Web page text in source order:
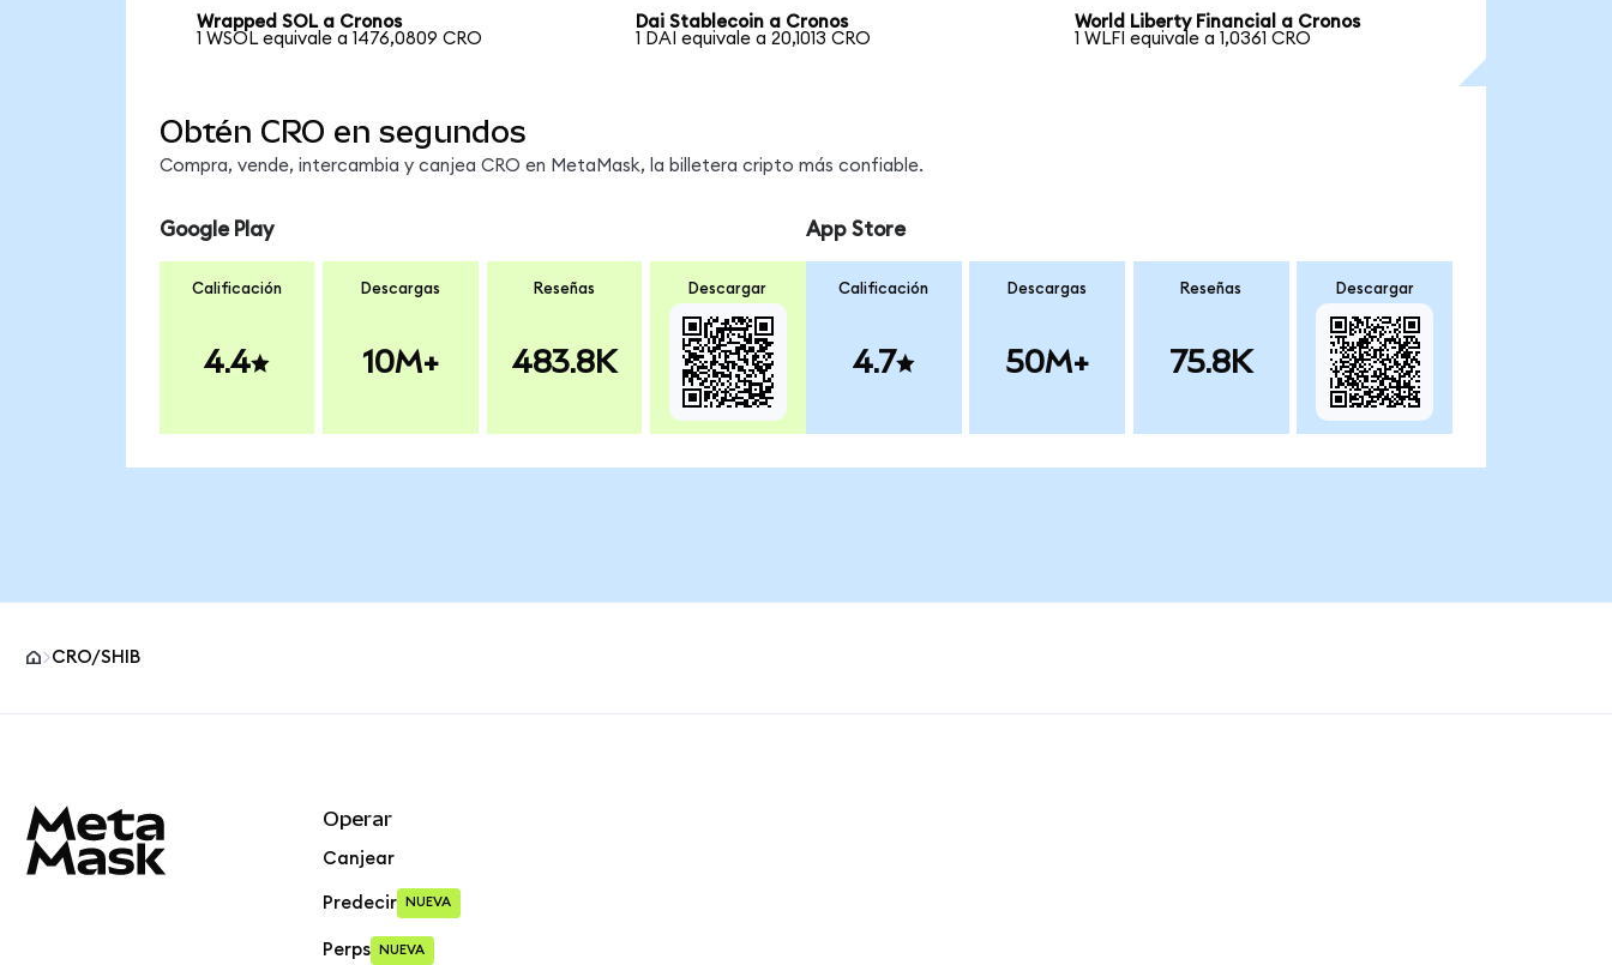
Wrapped SOL a Cronos
1 WSOL equivale a 1476,0809 CRO
Dai Stablecoin a Cronos
1 DAI equivale a 20,1013 CRO
World Liberty Financial a Cronos
1 WLFI equivale a 1,0361 CRO
Obtén CRO en segundos
Compra, vende, intercambia y canjea CRO en MetaMask, la billetera cripto más confiable.
Google Play
Calificación
4.4
Descargas
10M+
Reseñas
483.8K
Descargar
App Store
Calificación
4.7
Descargas
50M+
Reseñas
75.8K
Descargar
CRO/SHIB
Operar
Canjear
Predecir NUEVA
Perps NUEVA